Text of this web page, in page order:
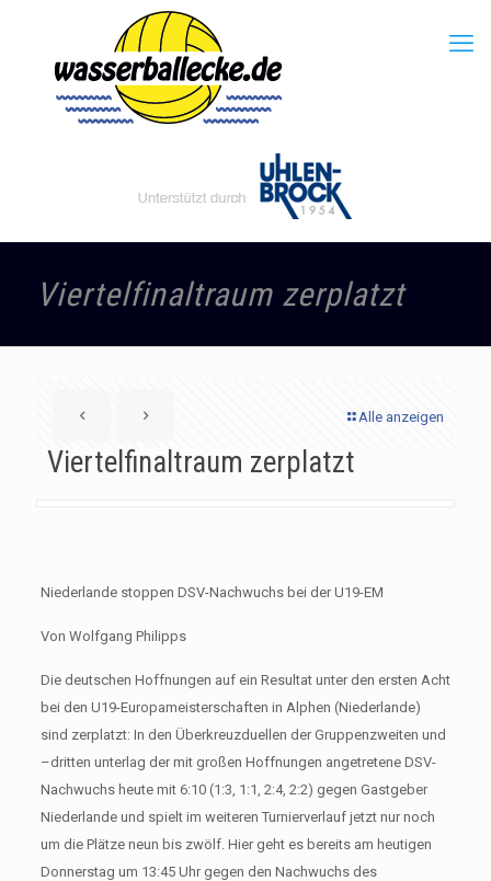
Viertelfinaltraum zerplatzt
Alle anzeigen
Viertelfinaltraum zerplatzt
Niederlande stoppen DSV-Nachwuchs bei der U19-EM
Von Wolfgang Philipps
Die deutschen Hoffnungen auf ein Resultat unter den ersten Acht
bei den U19-Europameisterschaften in Alphen (Niederlande)
sind zerplatzt: In den Überkreuzduellen der Gruppenzweiten und
–dritten unterlag der mit großen Hoffnungen angetretene DSV-
Nachwuchs heute mit 6:10 (1:3, 1:1, 2:4, 2:2) gegen Gastgeber
Niederlande und spielt im weiteren Turnierverlauf jetzt nur noch
um die Plätze neun bis zwölf. Hier geht es bereits am heutigen
Donnerstag um 13:45 Uhr gegen den Nachwuchs des